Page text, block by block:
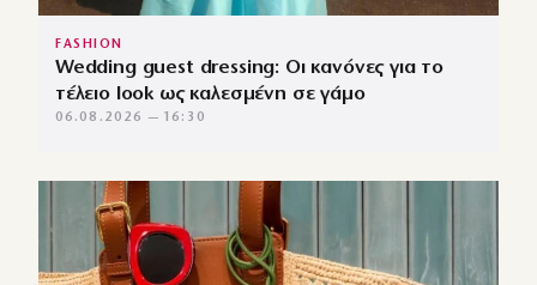
FASHION
Wedding guest dressing: Οι κανόνες για το
τέλειο look ως καλεσμένη σε γάμο
06.08.2026 — 16:30